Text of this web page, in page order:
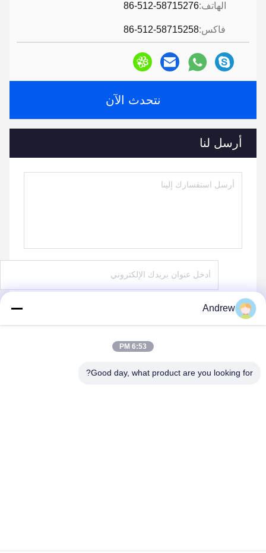
الهاتف:86-512-58715276
فاكس:86-512-58715258
نتحدث الآن
أرسل لنا
ارسل
Andrew
6:53 PM
Good day, what product are you looking for?